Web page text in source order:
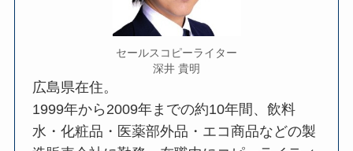
セールスコピーライター
深井 貴明
広島県在住。
1999年から2009年までの約10年間、飲料
水・化粧品・医薬部外品・エコ商品などの製